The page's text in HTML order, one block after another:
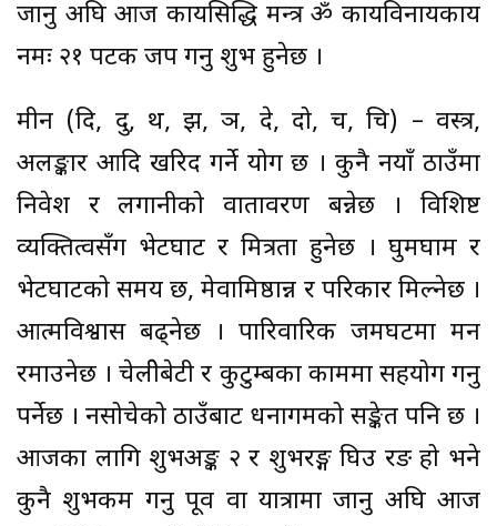
जानु अघि आज कार्यसिद्धि मन्त्र ॐ कार्यविनायकाय
नमः २१ पटक जप गर्नु शुभ हुनेछ ।
मीन (दि, दु, थ, झ, ञ, दे, दो, च, चि) – वस्त्र,
अलङ्कार आदि खरिद गर्ने योग छ । कुनै नयाँ ठाउँमा
निवेश र लगानीको वातावरण बन्नेछ । विशिष्ट
व्यक्तित्वसँग भेटघाट र मित्रता हुनेछ । घुमघाम र
भेटघाटको समय छ, मेवामिष्ठान्न र परिकार मिल्नेछ ।
आत्मविश्वास बढ्नेछ । पारिवारिक जमघटमा मन
रमाउनेछ । चेलीेबेटी र कुटुम्बका काममा सहयोग गर्नु
पर्नेछ । नसोचेको ठाउँबाट धनागमको सङ्केत पनि छ ।
आजका लागि शुभअङ्क २ र शुभरङ्ग घिउ रङ हो भने
कुनै शुभकर्म गर्नु पूर्व वा यात्रामा जानु अघि आज